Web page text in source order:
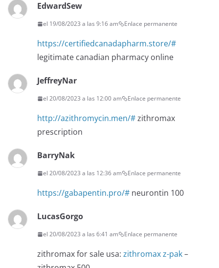
EdwardSew
el 19/08/2023 a las 9:16 am Enlace permanente
https://certifiedcanadapharm.store/#
legitimate canadian pharmacy online
JeffreyNar
el 20/08/2023 a las 12:00 am Enlace permanente
http://azithromycin.men/#zithromax
prescription
BarryNak
el 20/08/2023 a las 12:36 am Enlace permanente
https://gabapentin.pro/# neurontin 100
LucasGorgo
el 20/08/2023 a las 6:41 am Enlace permanente
zithromax for sale usa: zithromax z-pak–